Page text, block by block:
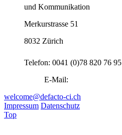
und Kommunikation
Merkurstrasse 51
8032 Zürich
Telefon: 0041 (0)78 820 76 95
E-Mail:
welcome@defacto-ci.ch
Impressum Datenschutz
Top